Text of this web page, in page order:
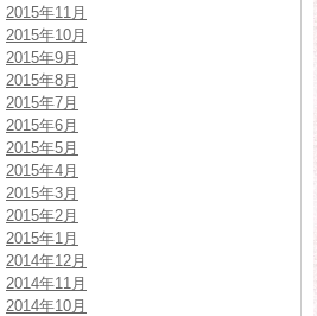
2015年11月
2015年10月
2015年9月
2015年8月
2015年7月
2015年6月
2015年5月
2015年4月
2015年3月
2015年2月
2015年1月
2014年12月
2014年11月
2014年10月